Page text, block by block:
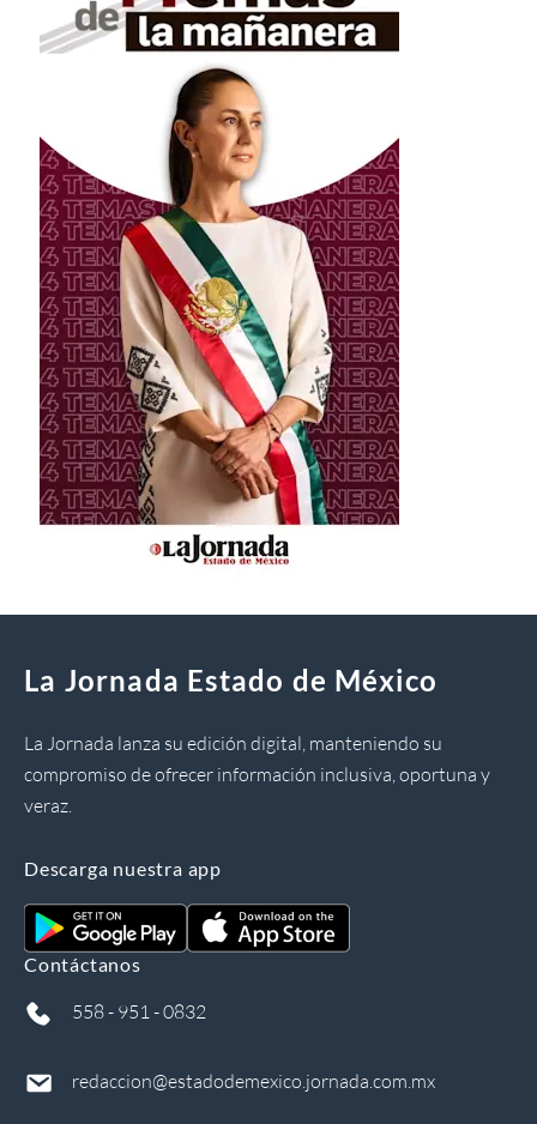
La Jornada Estado de México
La Jornada lanza su edición digital, manteniendo su
compromiso de ofrecer información inclusiva, oportuna y
veraz.
Descarga nuestra app
Contáctanos
558 - 951 - 0832
redaccion@estadodemexico.jornada.com.mx